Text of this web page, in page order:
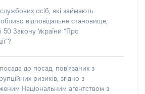
осіб, які займають
відповідальне становище,
50 Закону України “Про
до посад, пов'язаних з
ризиків, згідно з
Національним агентством з